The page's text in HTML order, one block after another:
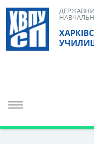
Skip
content
Toggle navigation